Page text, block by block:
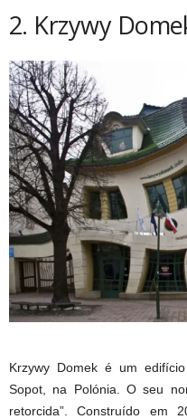
2. Krzywy
Krzywy Domek é um
Sopot, na Polónia. O seu
retorcida”. Construído em